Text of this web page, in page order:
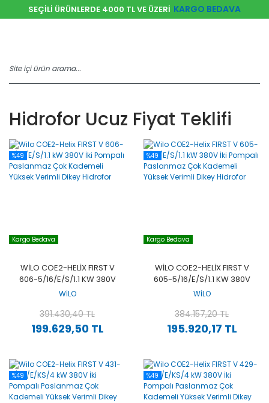
SEÇİLİ ÜRÜNLERDE 4000 TL VE ÜZERİ KARGO BEDAVA
Hidrofor Ucuz Fiyat Teklifi
%49
Kargo Bedava
WILO COE2-HELIX FIRST V
606-5/16/E/S/1.1 KW 380V
İKI POMPALI PASLANMAZ
VERIMLI DIKEY HIDROFOR
WİLO
199.629,50 TL
391.430,40 TL
%49
Kargo Bedava
WILO COE2-HELIX FIRST V
605-5/16/E/S/1.1 KW 380V
İKI POMPALI PASLANMAZ
VERIMLI DIKEY HIDROFOR
WİLO
195.920,17 TL
384.157,20 TL
%49 %49